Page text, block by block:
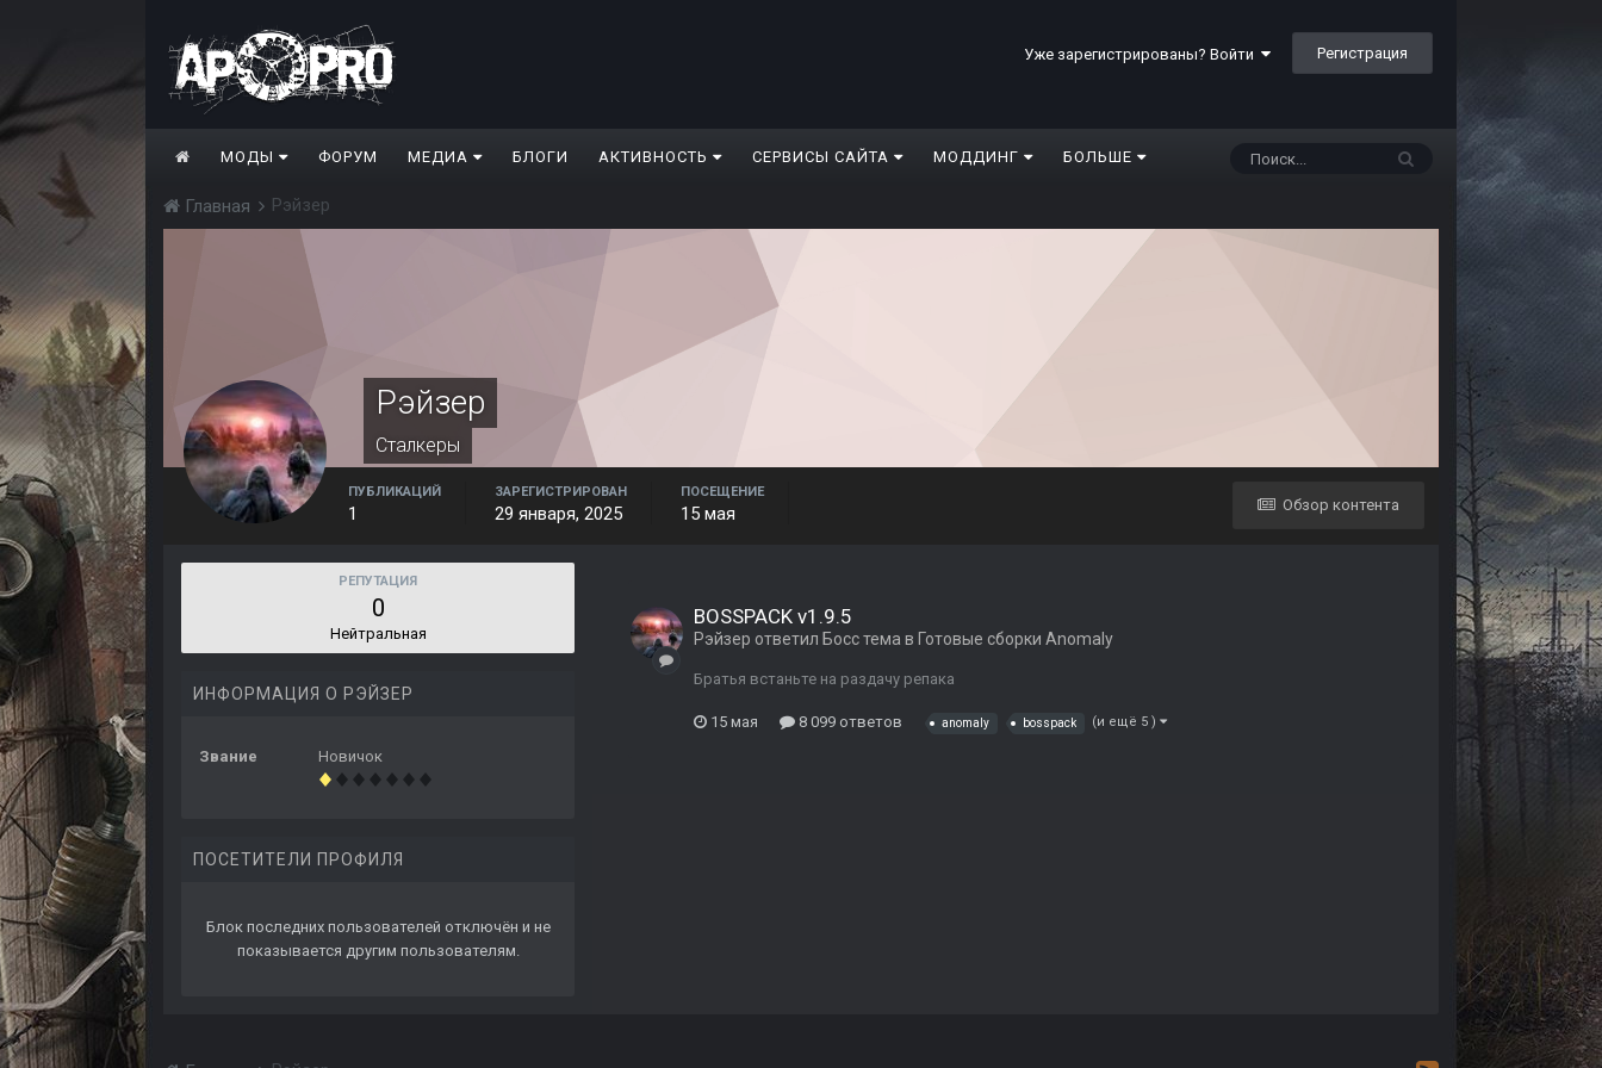
Уже зарегистрированы? Войти Регистрация
МОДЫ ФОРУМ МЕДИА БЛОГИ АКТИВНОСТЬ СЕРВИСЫ САЙТА МОДДИНГ БОЛЬШЕ
Главная Рэйзер
Рэйзер
Сталкеры
Обзор контента
ПУБЛИКАЦИЙ
1
ЗАРЕГИСТРИРОВАН
29 января, 2025
ПОСЕЩЕНИЕ
15 мая
РЕПУТАЦИЯ
0
Нейтральная
ИНФОРМАЦИЯ О РЭЙЗЕР
Звание Новичок
ПОСЕТИТЕЛИ ПРОФИЛЯ
Блок последних пользователей отключён и не
показывается другим пользователям.
BOSSPACK v1.9.5
Рэйзер ответил Босстема в Готовые сборки Anomaly
Братья встаньте на раздачу репака
15 мая 8 099 ответов anomaly bosspack (и ещё 5 )